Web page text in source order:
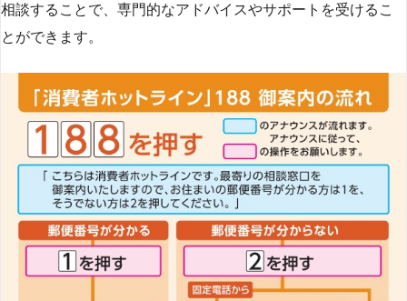
相談することで、専門的なアドバイスやサポートを受けるこ
とができます​​。